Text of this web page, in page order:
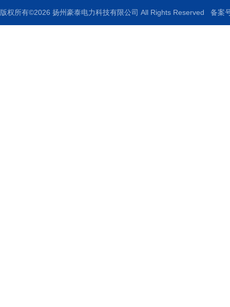
版权所有©2026 扬州豪泰电力科技有限公司 All Rights Reserved 备案